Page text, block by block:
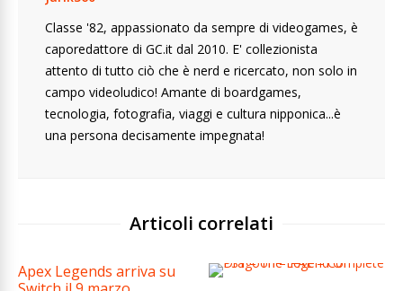
Classe '82, appassionato da sempre di videogames, è
caporedattore di GC.it dal 2010. E' collezionista
attento di tutto ciò che è nerd e ricercato, non solo in
campo videoludico! Amante di boardgames,
tecnologia, fotografia, viaggi e cultura nipponica...è
una persona decisamente impegnata!
Articoli correlati
Apex Legends arriva su